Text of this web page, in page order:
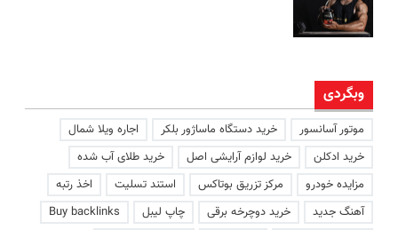
وبگردی
موتور آسانسور خرید دستگاه ماساژور بلکر
اجاره ویلا شمال
خرید ادکلن
خرید لوازم آرایشی اصل
خرید طلای آب شده
مزایده خودرو
مرکز تزریق بوتاکس استند تسلیت
اخذ رتبه
آهنگ جدید
خرید دوچرخه برقی چاپ لیبل
Buy backlinks